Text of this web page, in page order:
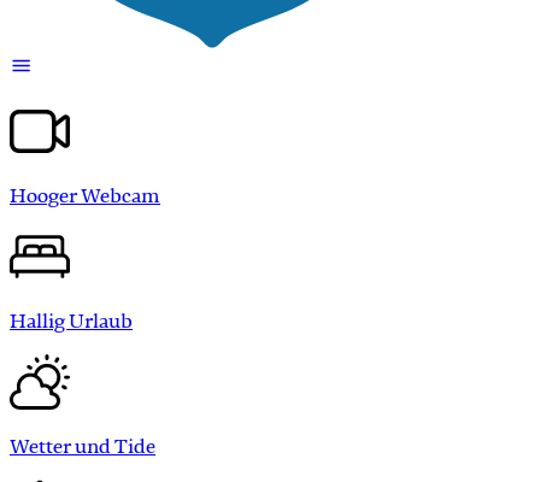
Hooger Webcam
Hallig Urlaub
Wetter und Tide